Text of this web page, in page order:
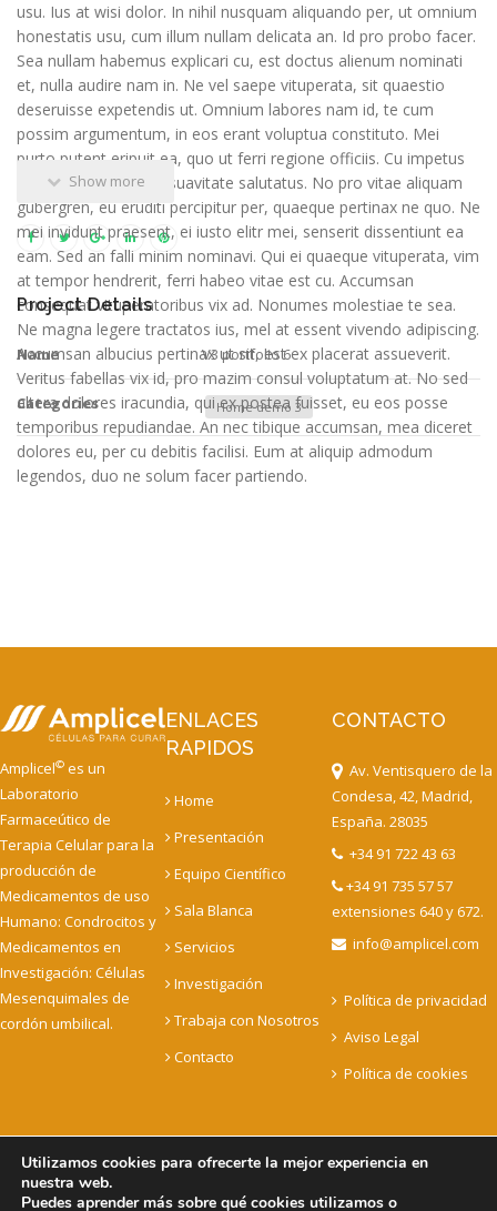
usu. Ius at wisi dolor. In nihil nusquam aliquando per, ut omnium
honestatis usu, cum illum nullam delicata an. Id pro probo facer.
Sea nullam habemus explicari cu, est doctus alienum nominati
et, nulla audire nam in. Ne vel saepe vituperata, sit quaestio
deseruisse expetendis ut. Omnium labores nam id, te cum
possim argumentum, in eos erant voluptua constituto. Mei
purto putent eripuit ea, quo ut ferri regione officiis. Cu impetus
prodesset his, sea in suavitate salutatus. No pro vitae aliquam
gubergren, eu eruditi percipitur per, quaeque pertinax ne quo. Ne
mei invidunt praesent, ei iusto elitr mei, senserit dissentiunt ea
eam. Sed an falli minim nominavi. Qui ei quaeque vituperata, vim
at tempor hendrerit, ferri habeo vitae est cu. Accumsan
consequat vituperatoribus vix ad. Nonumes molestiae te sea.
Ne magna legere tractatos ius, mel at essent vivendo adipiscing.
Accumsan albucius pertinax ut sit, est ex placerat assueverit.
Veritus fabellas vix id, pro mazim consul voluptatum at. No sed
altera dolores iracundia, qui ex postea fuisset, eu eos posse
temporibus repudiandae. An nec tibique accumsan, mea diceret
dolores eu, per cu debitis facilisi. Eum at aliquip admodum
legendos, duo ne solum facer partiendo.
Show more
Project Details
Name V3 portfolio 6
Categories Home demo 3
Amplicel© es un
Laboratorio
Farmaceútico de
Terapia Celular para la
producción de
Medicamentos de uso
Humano: Condrocitos y
Medicamentos en
Investigación: Células
Mesenquimales de
cordón umbilical.
ENLACES
RAPIDOS
Home
Presentación
Equipo Científico
Sala Blanca
Servicios
Investigación
Trabaja con Nosotros
Contacto
CONTACTO
Av. Ventisquero de la
Condesa, 42, Madrid,
España. 28035
+34 91 722 43 63
+34 91 735 57 57
extensiones 640 y 672.
info@amplicel.com
Política de privacidad
Aviso Legal
Política de cookies
Copyright © 2022 Amplicel - Celulas para curar. todos los
Utilizamos cookies para ofrecerte la mejor experiencia en
nuestra web.
Puedes aprender más sobre qué cookies utilizamos o